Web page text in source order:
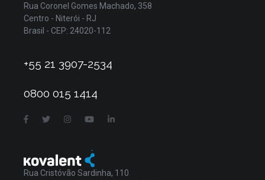
Rua Coronel Gomes Machado, 358
Centro - Niterói - RJ
Brasil - CEP: 24020-112
+55 21 3907-2534
0800 015 1414
Rua Cristóvão Sardinha, 110